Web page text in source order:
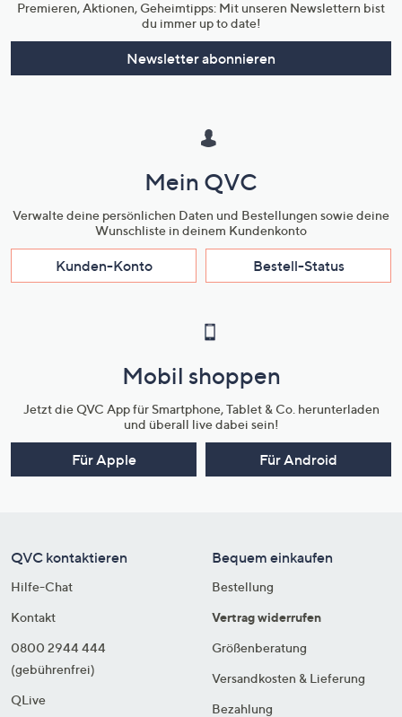
Premieren, Aktionen, Geheimtipps: Mit unseren Newslettern bist
du immer up to date!
Newsletter abonnieren
Mein QVC
Verwalte deine persönlichen Daten und Bestellungen sowie deine
Wunschliste in deinem Kundenkonto
Kunden-Konto Bestell-Status
Mobil shoppen
Jetzt die QVC App für Smartphone, Tablet & Co. herunterladen
und überall live dabei sein!
Für Apple Für Android
QVC kontaktieren
Hilfe-Chat
Kontakt
0800 2944 444
(gebührenfrei)
QLive
Bequem einkaufen
Bestellung
Vertrag widerrufen
Größenberatung
Versandkosten & Lieferung
Bezahlung